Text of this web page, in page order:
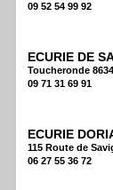
09 52 54 99 92
ECURIE DE
Toucheronde
09 71 31 69 91
ECURIE
115 Route de
06 27 55 36 72